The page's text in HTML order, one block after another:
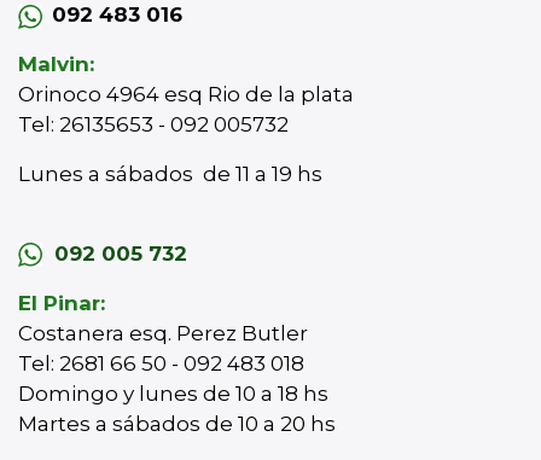
092 483 016
Malvin:
Orinoco 4964 esq Rio de la plata
Tel: 26135653 - 092 005732
Lunes a sábados de 11 a 19 hs
092 005 732
El Pinar:
Costanera esq. Perez Butler
Tel: 2681 66 50 - 092 483 018
Domingo y lunes de 10 a 18 hs
Martes a sábados de 10 a 20 hs